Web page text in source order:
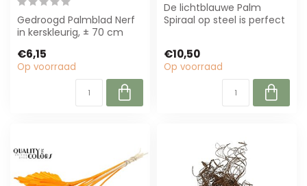
Gedroogd Palmblad Nerf
in kerskleurig, ± 70 cm
bloemisten en ...
€6,15
Op voorraad
De lichtblauwe Palm
Spiraal op steel is perfect
€10,50
Op voorraad